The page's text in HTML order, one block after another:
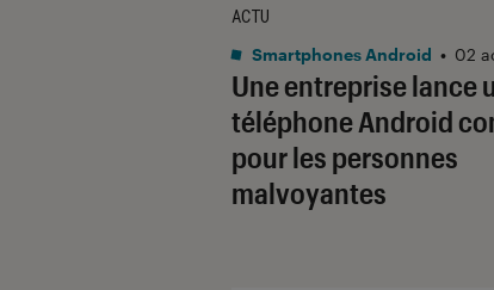
Une entreprise lance
téléphone Android
pour les personnes
malvoyantes
ACTU
Smartphones Android • 02